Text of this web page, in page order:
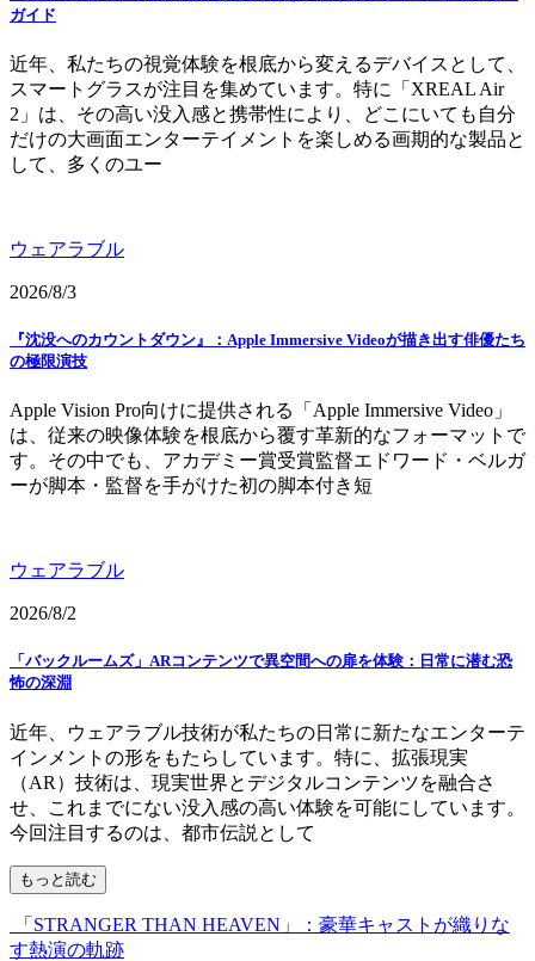
ガイド
近年、私たちの視覚体験を根底から変えるデバイスとして、
スマートグラスが注目を集めています。特に「XREAL Air
2」は、その高い没入感と携帯性により、どこにいても自分
だけの大画面エンターテイメントを楽しめる画期的な製品と
して、多くのユー
ウェアラブル
2026/8/3
『沈没へのカウントダウン』：Apple Immersive Videoが描き出す俳優たち
の極限演技
Apple Vision Pro向けに提供される「Apple Immersive Video」
は、従来の映像体験を根底から覆す革新的なフォーマットで
す。その中でも、アカデミー賞受賞監督エドワード・ベルガ
ーが脚本・監督を手がけた初の脚本付き短
ウェアラブル
2026/8/2
「バックルームズ」ARコンテンツで異空間への扉を体験：日常に潜む恐
怖の深淵
近年、ウェアラブル技術が私たちの日常に新たなエンターテ
インメントの形をもたらしています。特に、拡張現実
（AR）技術は、現実世界とデジタルコンテンツを融合さ
せ、これまでにない没入感の高い体験を可能にしています。
今回注目するのは、都市伝説として
もっと読む
「STRANGER THAN HEAVEN」：豪華キャストが織りな
す熱演の軌跡